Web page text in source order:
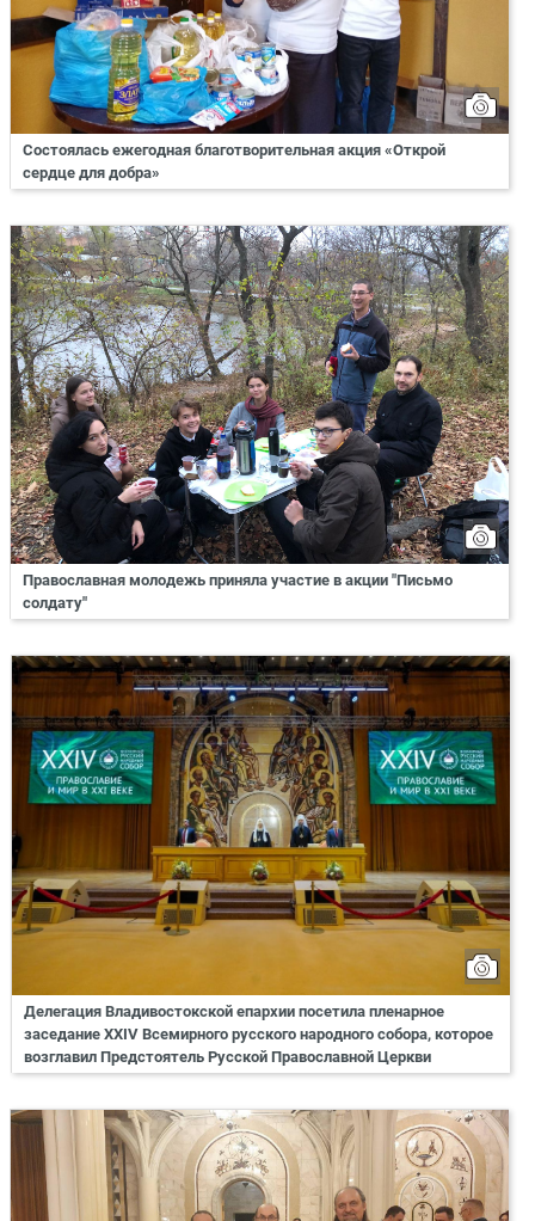
Состоялась ежегодная благотворительная акция «Открой
сердце для добра»
Православная молодежь приняла участие в акции "Письмо
солдату"
Делегация Владивостокской епархии посетила пленарное
заседание XXIV Всемирного русского народного собора, которое
возглавил Предстоятель Русской Православной Церкви